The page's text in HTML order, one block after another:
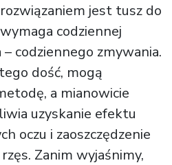
jest tusz do
codziennej
codziennego zmywania.
dość, mogą
a mianowicie
uzyskanie efektu
oczu i zaoszczędzenie
Zanim wyjaśnimy,